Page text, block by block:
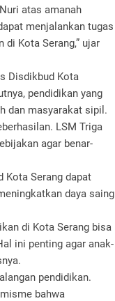
atas amanah
menjalankan tugas
Kota Serang,” ujar
Disdikbud Kota
pendidikan yang
dan masyarakat sipil.
LSM Triga
agar benar-
Kota Serang dapat
daya saing
di Kota Serang bisa
ini penting agar anak-
pendidikan.
bahwa